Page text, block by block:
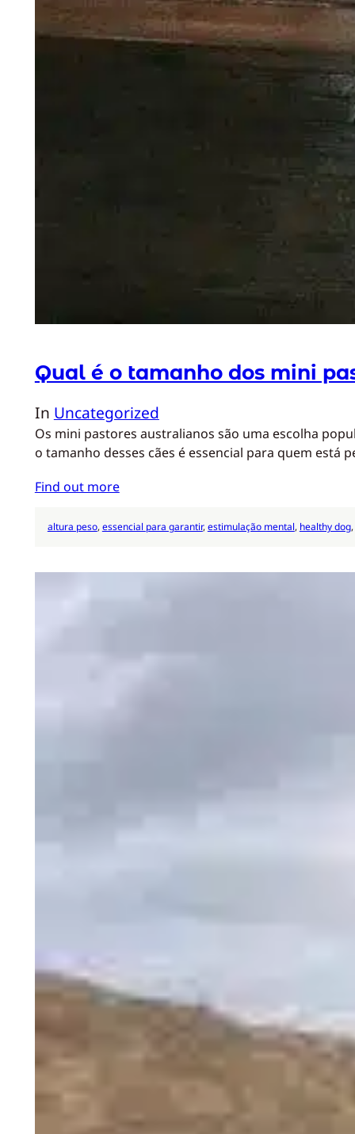
Qual é o tamanho dos mini
In Uncategorized
Os mini pastores australianos são uma escolha
o tamanho desses cães é essencial para quem está
Find out more
altura peso, essencial para garantir, estimulação mental, healthy dog,